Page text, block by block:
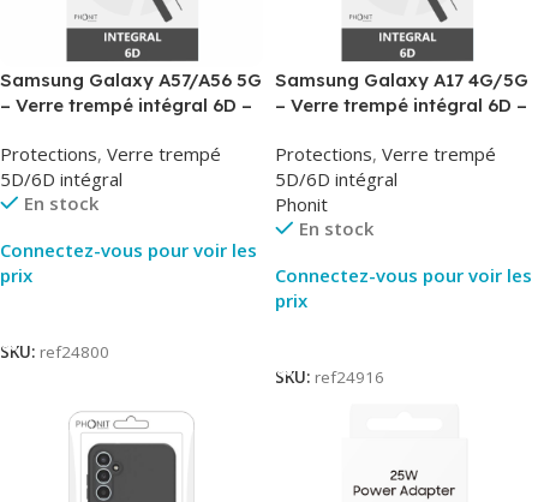
Samsung Galaxy A57/A56 5G
– Verre trempé intégral 6D –
Protections, Verre trempé
5D/6D intégral
En stock
Connectez-vous pour voir les
prix
SKU: ref24800
Samsung Galaxy A17 4G/5G
– Verre trempé intégral 6D –
Protections, Verre trempé
5D/6D intégral
Phonit
En stock
Connectez-vous pour voir les
prix
SKU: ref24916